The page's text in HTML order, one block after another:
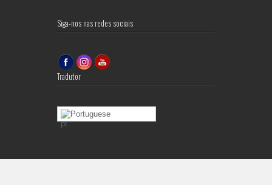
Siga-nos nas redes sociais
Tradutor
Portuguese